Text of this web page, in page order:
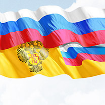
Перейти к основному